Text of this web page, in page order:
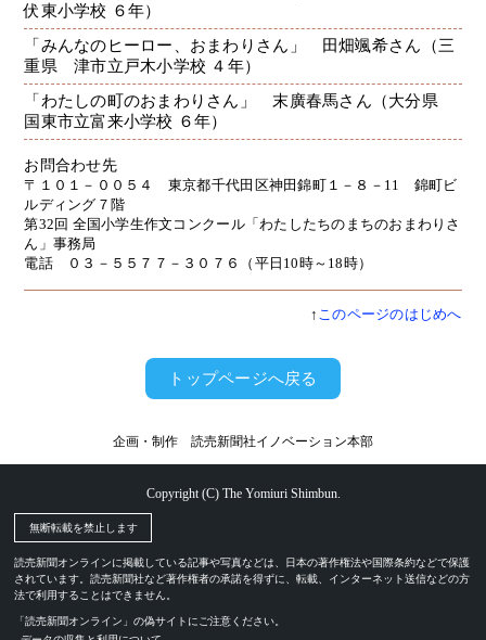
伏東小学校 ６年）
「みんなのヒーロー、おまわりさん」 田畑颯希さん（三
重県 津市立戸木小学校 ４年）
「わたしの町のおまわりさん」 末廣春馬さん（大分県
国東市立富来小学校 ６年）
お問合わせ先
〒１０１－００５４ 東京都千代田区神田錦町１－８－11 錦町ビ
ルディング７階
第32回 全国小学生作文コンクール「わたしたちのまちのおまわりさ
ん」事務局
電話 ０３－５５７７－３０７６（平日10時～18時）
↑ このページのはじめへ
トップページへ戻る
企画・制作 読売新聞社イノベーション本部